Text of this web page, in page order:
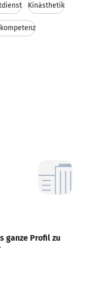
Kinästhetik
ganze Profil zu